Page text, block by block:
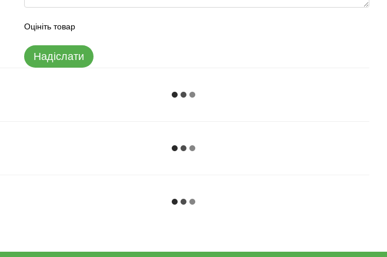
Оцініть товар
Надіслати